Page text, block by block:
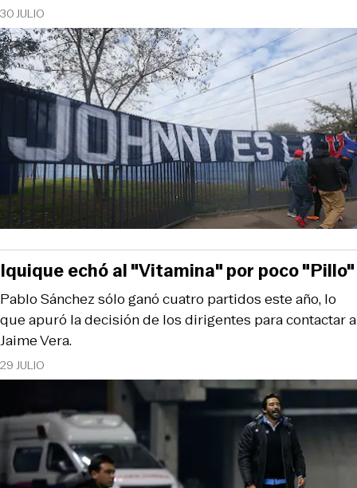
30 JULIO
29 JULIO
Pablo Sánchez sólo ganó cuatro partidos este año, lo
que apuró la decisión de los dirigentes para contactar a
Jaime Vera.
Iquique echó al "Vitamina" por poco "Pillo"